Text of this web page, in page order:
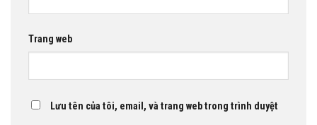
Trang web
Lưu tên của tôi, email, và trang web trong trình duyệt